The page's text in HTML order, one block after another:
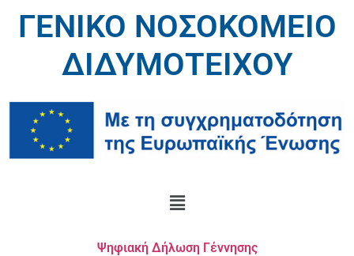
ΓΕΝΙΚΟ ΝΟΣΟΚΟΜΕΙΟ
ΔΙΔΥΜΟΤΕΙΧΟΥ
Ψηφιακή Δήλωση Γέννησης